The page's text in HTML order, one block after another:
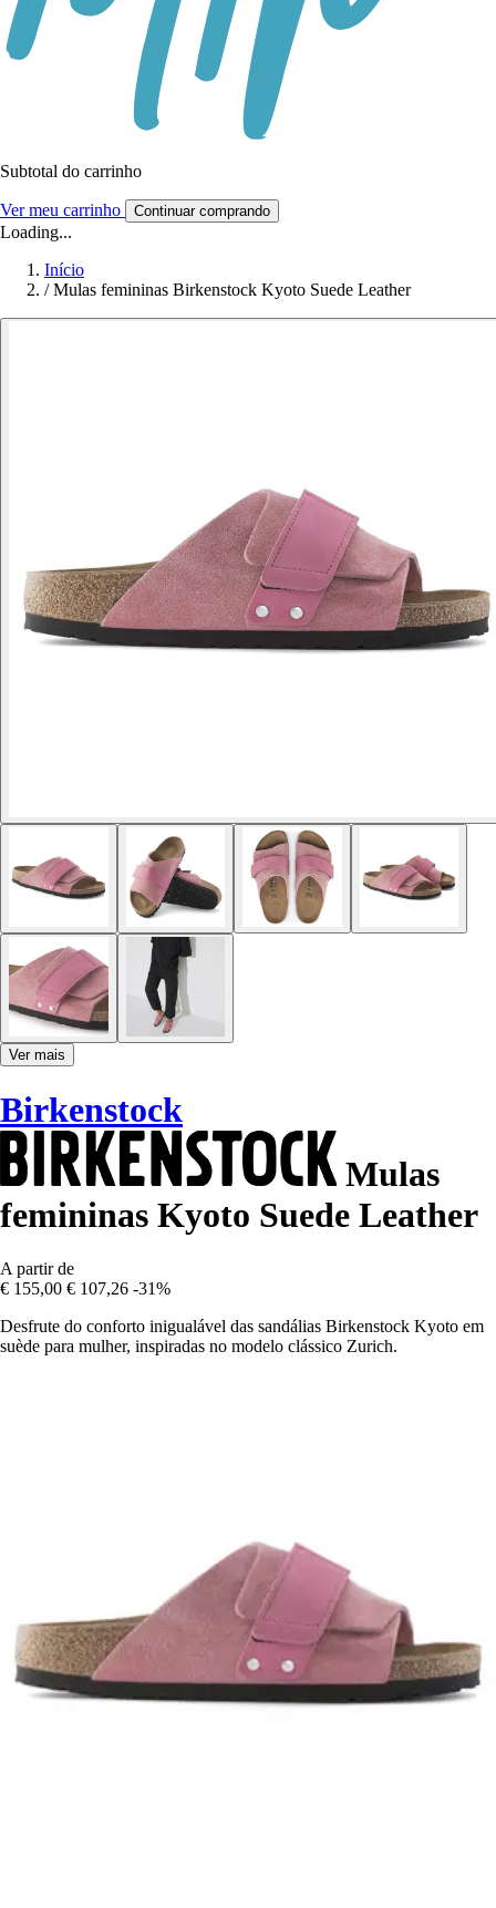
Subtotal do carrinho
Ver meu carrinho Continuar comprando
Loading...
Início
/ Mulas femininas Birkenstock Kyoto Suede Leather
Ver mais
Birkenstock
Mulas
femininas Kyoto Suede Leather
A partir de
€ 155,00 € 107,26 -31%
Desfrute do conforto inigualável das sandálias Birkenstock Kyoto em
suède para mulher, inspiradas no modelo clássico Zurich.